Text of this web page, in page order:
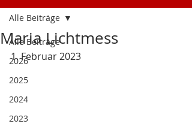
Alle Beiträge
2026
2025
2024
2023
Alle Beiträge
Maria Lichtmess
1. Februar 2023